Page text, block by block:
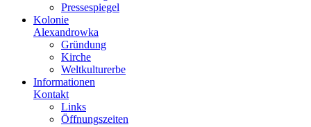
Pressespiegel
Kolonie
Alexandrowka
Gründung
Kirche
Weltkulturerbe
Informationen
Kontakt
Links
Öffnungszeiten